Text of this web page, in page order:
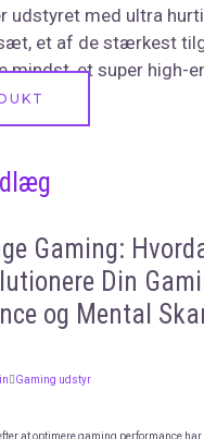
udstyret med ultra
et af de stærkest
mindst, et super high-
Gaming:
Din
og Mental
Gaming udstyr
at optimere gaming performance